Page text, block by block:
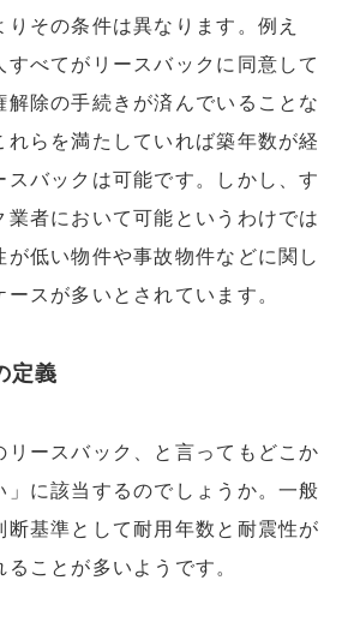
その条件は異なります。例え
すべてがリースバックに同意して
解除の手続きが済んでいることな
れらを満たしていれば築年数が経
スバックは可能です。しかし、す
業者において可能というわけでは
が低い物件や事故物件などに関し
スが多いとされています。
定義
リースバック、と言ってもどこか
」に該当するのでしょうか。一般
断基準として耐用年数と耐震性が
ことが多いようです。